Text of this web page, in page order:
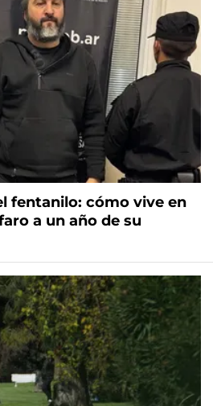
fentanilo: cómo vive en
a un año de su